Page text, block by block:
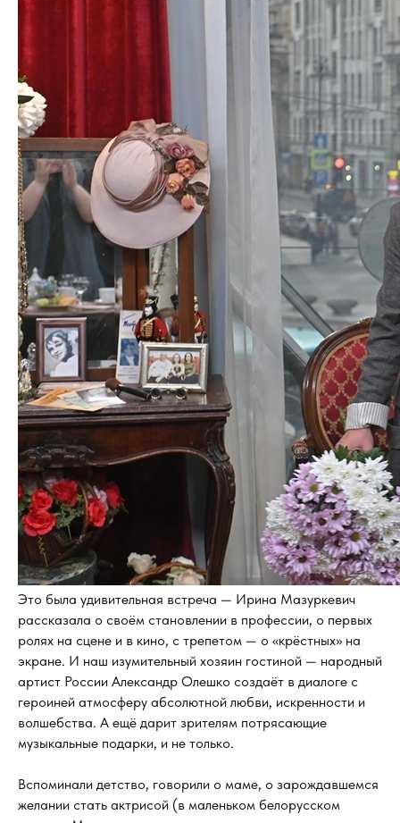
Это была удивительная встреча — Ирина Мазуркевич
рассказала о своём становлении в профессии, о первых
ролях на сцене и в кино, с трепетом — о «крёстных» на
экране. И наш изумительный хозяин гостиной — народный
артист России Александр Олешко создаёт в диалоге с
героиней атмосферу абсолютной любви, искренности и
волшебства. А ещё дарит зрителям потрясающие
музыкальные подарки, и не только.
Вспоминали детство, говорили о маме, о зарождавшемся
желании стать актрисой (в маленьком белорусском